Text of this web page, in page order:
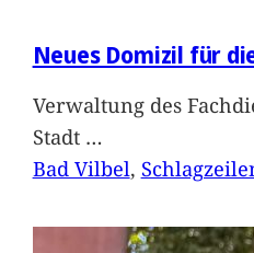
Neues Domizil für
Verwaltung des
Stadt …
Bad Vilbel,